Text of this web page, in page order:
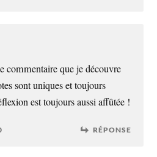
commentaire que je découvre
sont uniques et toujours
est toujours aussi affûtée !
RÉPONSE